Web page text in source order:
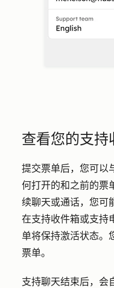
查看您的支持
提交票单后，您可以
何打开的和之前的票
续聊天或通话，您可
在支持收件箱或支持
单将保持激活状态。
票单。
支持聊天结束后，会